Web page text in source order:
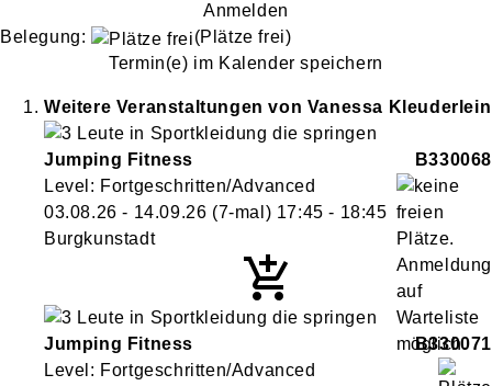
Anmelden
Belegung:
(Plätze frei)
Termin(e) im Kalender speichern
Weitere Veranstaltungen von Vanessa Kleuderlein
Jumping Fitness
B330068
Level: Fortgeschritten/Advanced
03.08.26 - 14.09.26 (7-mal) 17:45 - 18:45
Burgkunstadt
Jumping Fitness
B330071
Level: Fortgeschritten/Advanced